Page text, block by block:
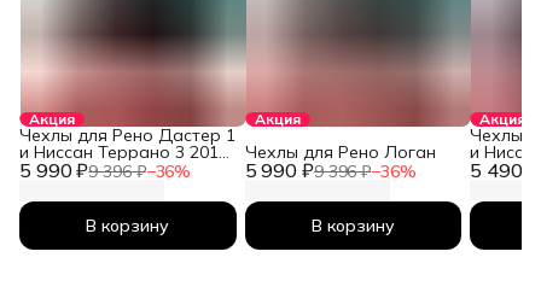
Акция
5 990 ₽9 396 ₽−36%
Чехлы для Рено Дастер 1
и Ниссан Террано 3 2010-
2026
В корзину
Акция
5 990 ₽9 396 ₽−36%
Чехлы для Рено Логан
В корзину
Акция
5 490 ₽
Чехлы
и
2026